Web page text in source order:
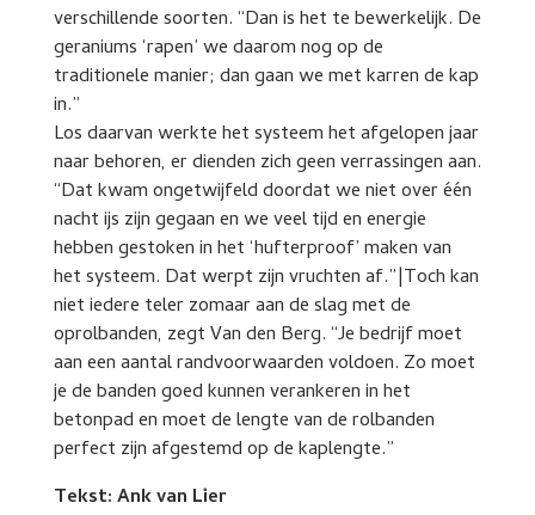
verschillende soorten. “Dan is het te bewerkelijk. De
geraniums ‘rapen’ we daarom nog op de
traditionele manier; dan gaan we met karren de kap
in.”
Los daarvan werkte het systeem het afgelopen jaar
naar behoren, er dienden zich geen verrassingen aan.
“Dat kwam ongetwijfeld doordat we niet over één
nacht ijs zijn gegaan en we veel tijd en energie
hebben gestoken in het ‘hufterproof’ maken van
het systeem. Dat werpt zijn vruchten af.”|Toch kan
niet iedere teler zomaar aan de slag met de
oprolbanden, zegt Van den Berg. “Je bedrijf moet
aan een aantal randvoorwaarden voldoen. Zo moet
je de banden goed kunnen verankeren in het
betonpad en moet de lengte van de rolbanden
perfect zijn afgestemd op de kaplengte.”
Tekst: Ank van Lier